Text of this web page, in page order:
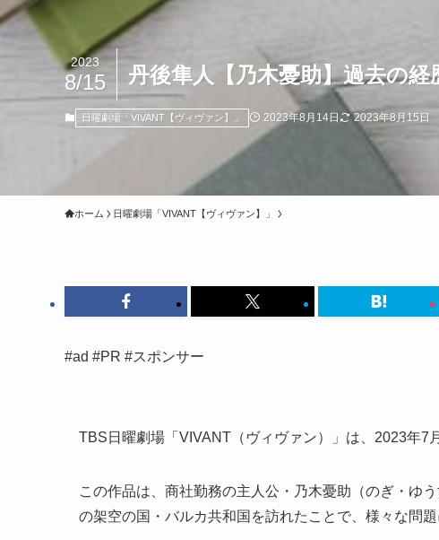
丹後隼人【乃木憂助】過去の
2023
8/15
日曜劇場「VIVANT【ヴィヴァン】」 2023年8月14日 2023年8月15日
ホーム 日曜劇場「VIVANT【ヴィヴァン】」
#ad #PR #スポンサー
TBS日曜劇場「VIVANT（ヴィヴァン）」は、2023年7
この作品は、 商社勤務の主人公・乃木憂助（のぎ・ゆ
の架空の国・バルカ共和国を訪れたことで、様々な問